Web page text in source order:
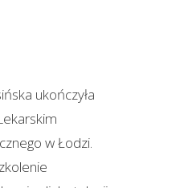
ukończyła
w Łodzi.